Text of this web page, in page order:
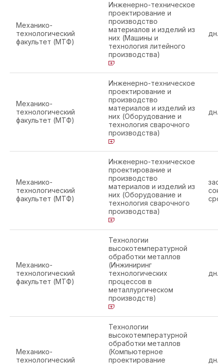
Механико-
технологический
факультет (МТФ)
Инженерно-техническое
проектирование и
производство
материалов и изделий из
них (Машины и
технология литейного
производства)
дн.
Механико-
технологический
факультет (МТФ)
Инженерно-техническое
проектирование и
производство
материалов и изделий из
них (Оборудование и
технология сварочного
производства)
дн.
Механико-
технологический
факультет (МТФ)
Инженерно-техническое
проектирование и
производство
материалов и изделий из
них (Оборудование и
технология сварочного
производства)
Механико-
технологический
факультет (МТФ)
Технологии
высокотемпературной
обработки металлов
(Инжиниринг
технологических
процессов в
металлургическом
производств)
дн.
Механико-
технологический
Технологии
высокотемпературной
обработки металлов
(Компьютерное
проектирование
дн.